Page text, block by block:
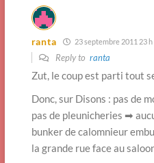
ranta 23 septembre 2011 23
Reply to ranta
Zut, le coup est parti tout
Donc, sur Disons : pas de
pas de pleunicheries ➡
bunker de calomnieur
la grande rue face au